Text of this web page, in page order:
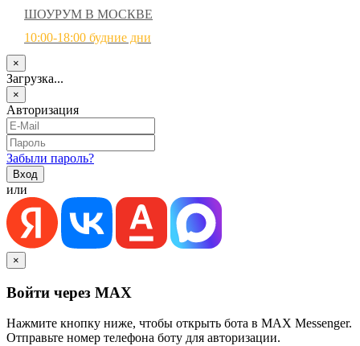
ШОУРУМ В МОСКВЕ
10:00-18:00 будние дни
×
Загрузка...
×
Авторизация
Забыли пароль?
или
×
Войти через MAX
Нажмите кнопку ниже, чтобы открыть бота в MAX Messenger.
Отправьте номер телефона боту для авторизации.